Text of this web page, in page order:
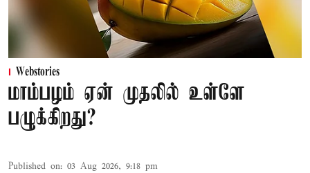
Webstories
மாம்பழம் ஏன் முதலில் உள்ளே
பழுக்கிறது?
Published on: 03 Aug 2026, 9:18 pm